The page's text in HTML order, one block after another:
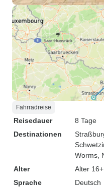
Fahrradreise
Reisedauer
8 Tage
Destinationen
Worms
Alter
Alter 16+
Sprache
Deutsch